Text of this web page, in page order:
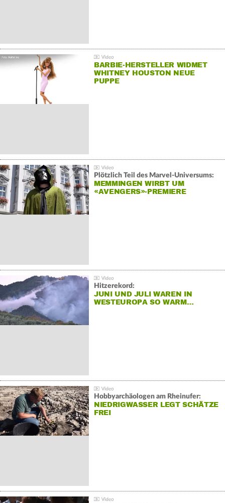
BARBIE-HERSTELLER WIDMET
WHITNEY HOUSTON NEUE
PUPPE
Plötzlich Teil des Marvel-Universums:
MEMMINGEN WIRBT UM
«AVENGERS»-PREMIERE
Hitzerekord:
JUNI UND JULI WAREN IN
WESTEUROPA SO WARM…
Hobbyarchäologen am Rheinufer:
NIEDRIGWASSER LEGT SCHÄTZE
FREI